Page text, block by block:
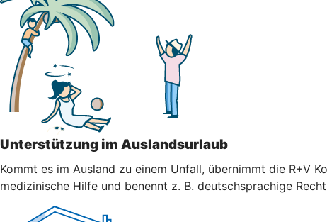
Unterstützung im Auslandsurlaub
Kommt es im Ausland zu einem Unfall, übernimmt die R+V
medizinische Hilfe und benennt z. B. deutschsprachige